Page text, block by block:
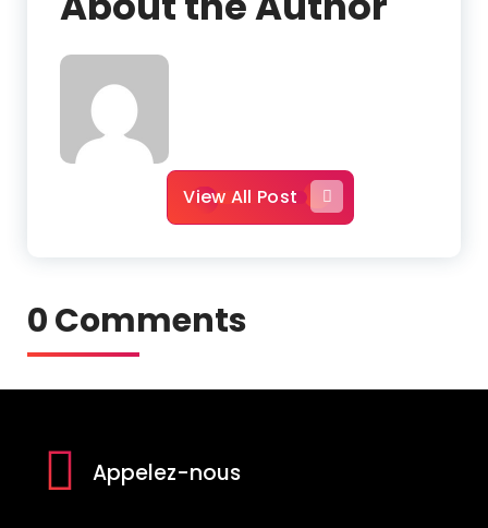
View All Post
0 Comments
Appelez-nous